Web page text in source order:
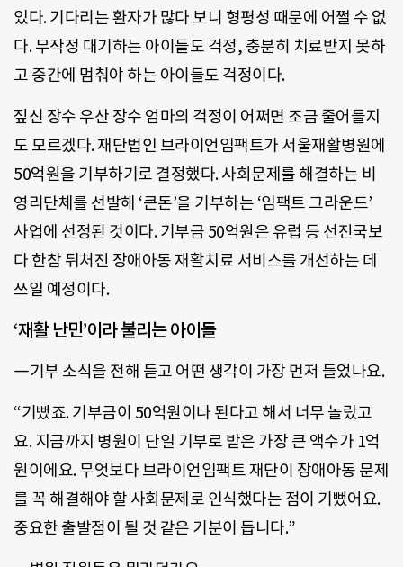
있다. 기다리는 환자가 많다 보니 형평성 때문에 어쩔 수 없
다. 무작정 대기하는 아이들도 걱정, 충분히 치료받지 못하
고 중간에 멈춰야 하는 아이들도 걱정이다.
짚신 장수 우산 장수 엄마의 걱정이 어쩌면 조금 줄어들지
도 모르겠다. 재단법인 브라이언임팩트가 서울재활병원에
50억원을 기부하기로 결정했다. 사회문제를 해결하는 비
영리단체를 선발해 ‘큰돈’을 기부하는 ‘임팩트 그라운드’
사업에 선정된 것이다. 기부금 50억원은 유럽 등 선진국보
다 한참 뒤처진 장애아동 재활치료 서비스를 개선하는 데
쓰일 예정이다.
‘재활 난민’이라 불리는 아이들
―기부 소식을 전해 듣고 어떤 생각이 가장 먼저 들었나요.
“기뻤죠. 기부금이 50억원이나 된다고 해서 너무 놀랐고
요. 지금까지 병원이 단일 기부로 받은 가장 큰 액수가 1억
원이에요. 무엇보다 브라이언임팩트 재단이 장애아동 문제
를 꼭 해결해야 할 사회문제로 인식했다는 점이 기뻤어요.
중요한 출발점이 될 것 같은 기분이 듭니다.”